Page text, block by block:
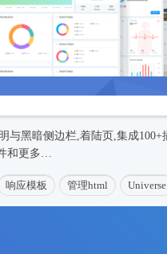
与黑暗侧边栏,着陆页,集成100+
和更多…
响应模板 管理html Universe